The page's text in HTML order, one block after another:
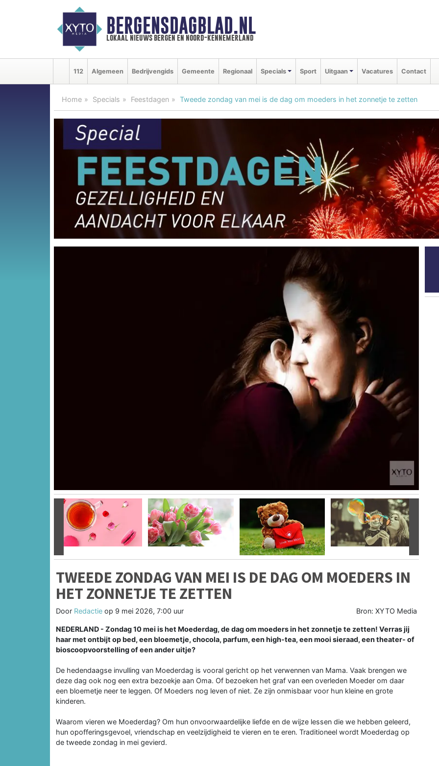
BERGENSDAGBLAD.NL
lokaal nieuws bergen en noord-kennemerland
112 Algemeen Bedrijvengids Gemeente Regionaal Specials Sport Uitgaan Vacatures Contact
Home Specials Feestdagen Tweede zondag van mei is de dag om moeders in het zonnetje te zetten
Vorige
TWEEDE ZONDAG VAN MEI IS DE DAG OM MOEDERS IN
HET ZONNETJE TE ZETTEN
Door Redactie op 9 mei 2026, 7:00 uur Bron: XYTO Media
NEDERLAND - Zondag 10 mei is het Moederdag, de dag om moeders in het zonnetje te zetten! Verras jij
haar met ontbijt op bed, een bloemetje, chocola, parfum, een high-tea, een mooi sieraad, een theater- of
bioscoopvoorstelling of een ander uitje?
De hedendaagse invulling van Moederdag is vooral gericht op het verwennen van Mama. Vaak brengen we
deze dag ook nog een extra bezoekje aan Oma. Of bezoeken het graf van een overleden Moeder om daar
een bloemetje neer te leggen. Of Moeders nog leven of niet. Ze zijn onmisbaar voor hun kleine en grote
kinderen.
Waarom vieren we Moederdag? Om hun onvoorwaardelijke liefde en de wijze lessen die we hebben geleerd,
hun opofferingsgevoel, vriendschap en veelzijdigheid te vieren en te eren. Traditioneel wordt Moederdag op
de tweede zondag in mei gevierd.